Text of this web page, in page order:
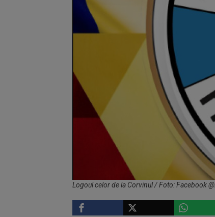
Logoul celor de la Corvinul / Foto: Facebook